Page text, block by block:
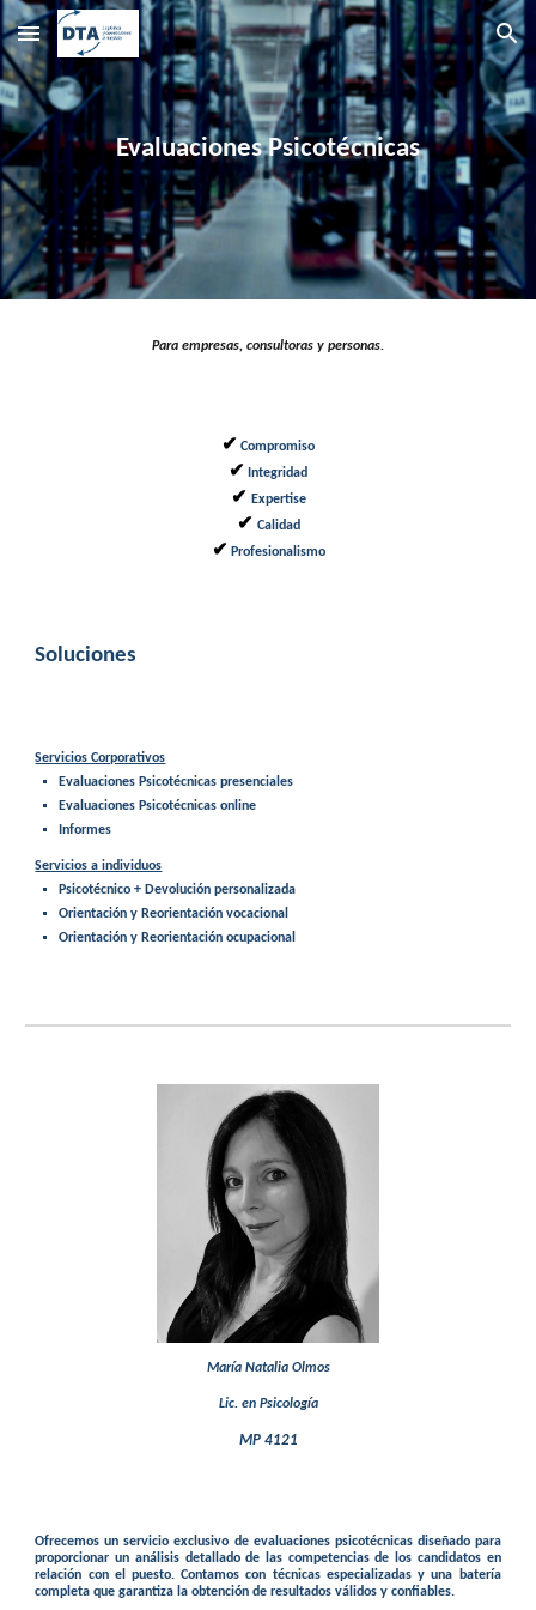
Skip to main content Skip to navigation
Evaluaciones Psicotécnicas
Para empresas, consultoras y personas.
✔ Compromiso
✔ Integridad
✔ Expertise
✔ Calidad
✔ Profesionalismo
Soluciones
Servicios Corporativos
Evaluaciones Psicotécnicas presenciales
Evaluaciones Psicotécnicas online
Informes
Servicios a individuos
Psicotécnico + Devolución personalizada
Orientación y Reorientación vocacional
Orientación y Reorientaciónocupacional
María Natalia Olmos
Lic. en Psicología
MP 4121
Ofrecemos un servicio exclusivo de evaluaciones psicotécnicas diseñado para
proporcionar un análisis detallado de las competencias de los candidatos en
relación con el puesto. Contamos con técnicas especializadas y una batería
completa que garantiza la obtención de resultados válidos y confiables.